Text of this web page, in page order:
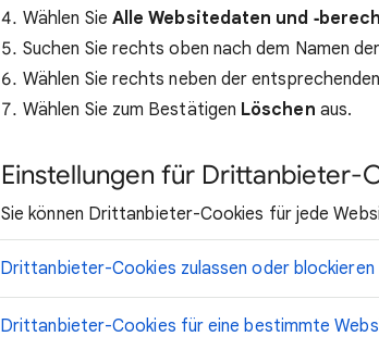
Wählen Sie Alle Websitedaten und
Suchen Sie rechts oben nach dem Namen
Wählen Sie rechts neben der
Wählen Sie zum Bestätigen Löschen aus.
Einstellungen für Drittanbieter-
Sie können Drittanbieter-Cookies für jede
Drittanbieter-Cookies zulassen oder blockieren
Drittanbieter-Cookies für eine bestimmte